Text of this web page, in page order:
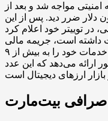
حمله امنیتی مواجه شد و بعد از
هکرها، تقریباً ۱۹۶ میلیون دلار ضرر دید. پس از این
در توییتر خود اعلام کرد
است، جریمه مالی
تعلق خواهد گرفت. امروزه، بیت‌مارت خدمات خود را به بیش از ۹
کاربر در بیش از ۱۸۰ کشور ارائه می‌دهد که این عدد